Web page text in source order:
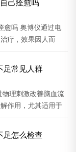
己痊愈吗
愈吗 奥博仪通过电
疗，效果因人而
常见人群
理刺激改善脑血流
作用，尤其适用于
怎么检查